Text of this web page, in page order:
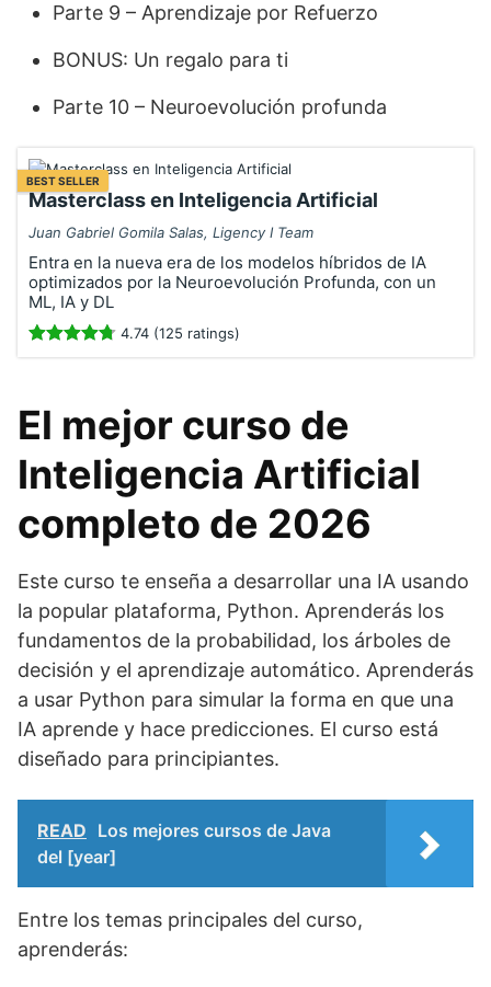
Parte 9 – Aprendizaje por Refuerzo
BONUS: Un regalo para ti
Parte 10 – Neuroevolución profunda
BEST SELLER
Masterclass en Inteligencia Artificial
Juan Gabriel Gomila Salas, Ligency I Team
Entra en la nueva era de los modelos híbridos de IA
optimizados por la Neuroevolución Profunda, con un
ML, IA y DL
4.74 (125 ratings)
El mejor curso de
Inteligencia Artificial
completo de 2026
Este curso te enseña a desarrollar una IA usando
la popular plataforma, Python. Aprenderás los
fundamentos de la probabilidad, los árboles de
decisión y el aprendizaje automático. Aprenderás
a usar Python para simular la forma en que una
IA aprende y hace predicciones. El curso está
diseñado para principiantes.
READ Los mejores cursos de Java
del [year]
Entre los temas principales del curso,
aprenderás: